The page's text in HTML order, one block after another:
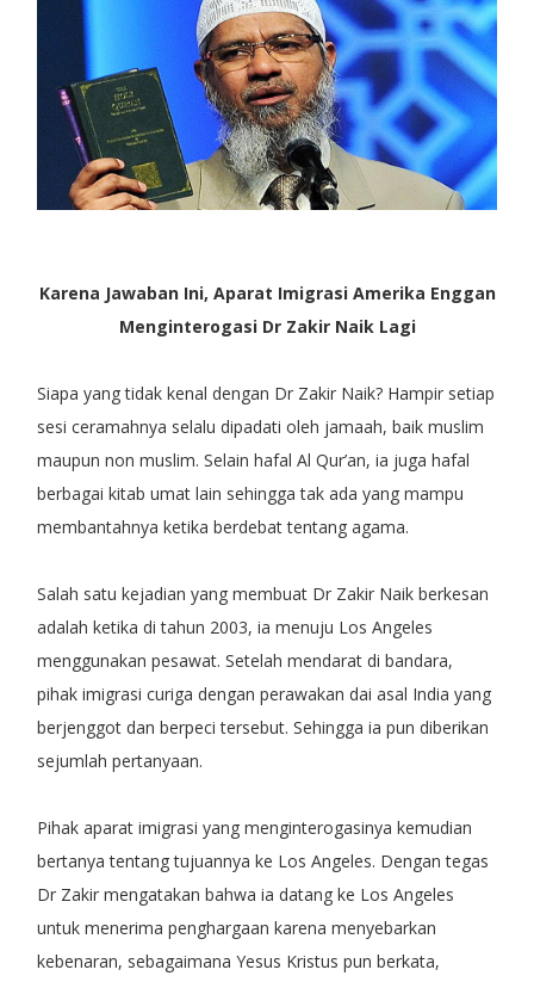
Karena Jawaban Ini, Aparat Imigrasi Amerika Enggan
Menginterogasi Dr Zakir Naik Lagi
Siapa yang tidak kenal dengan Dr Zakir Naik? Hampir setiap
sesi ceramahnya selalu dipadati oleh jamaah, baik muslim
maupun non muslim. Selain hafal Al Qur’an, ia juga hafal
berbagai kitab umat lain sehingga tak ada yang mampu
membantahnya ketika berdebat tentang agama.
Salah satu kejadian yang membuat Dr Zakir Naik berkesan
adalah ketika di tahun 2003, ia menuju Los Angeles
menggunakan pesawat. Setelah mendarat di bandara,
pihak imigrasi curiga dengan perawakan dai asal India yang
berjenggot dan berpeci tersebut. Sehingga ia pun diberikan
sejumlah pertanyaan.
Pihak aparat imigrasi yang menginterogasinya kemudian
bertanya tentang tujuannya ke Los Angeles. Dengan tegas
Dr Zakir mengatakan bahwa ia datang ke Los Angeles
untuk menerima penghargaan karena menyebarkan
kebenaran, sebagaimana Yesus Kristus pun berkata,